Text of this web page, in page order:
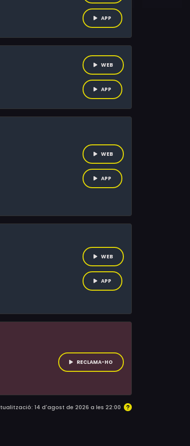
APP
WEB
APP
WEB
APP
WEB
APP
RECLAMA-HO
14 d'agost de 2026 a les 22:00